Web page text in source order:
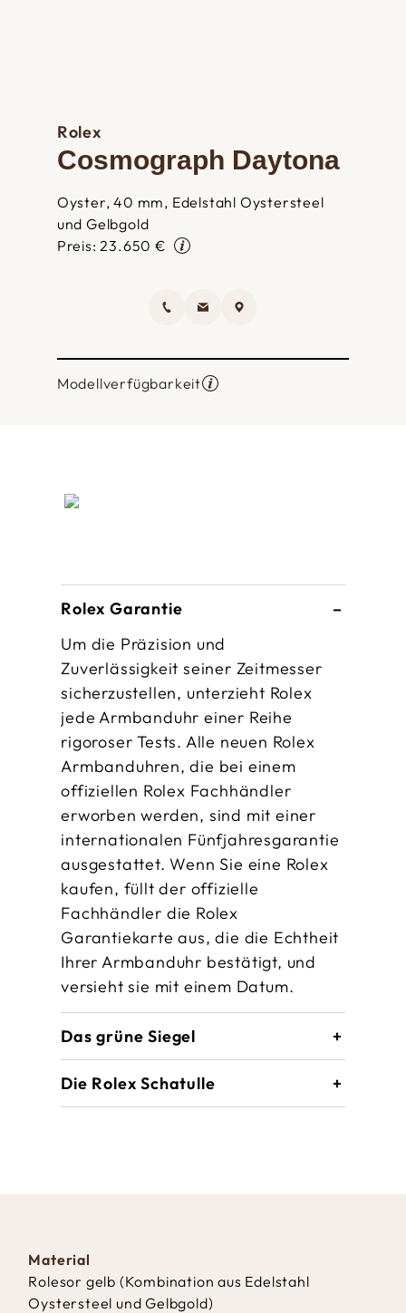
Rolex
Cosmograph Daytona
Oyster, 40 mm, Edelstahl Oystersteel
und Gelbgold
Preis: 23.650 €
Modellverfügbarkeit
Rolex Garantie
Um die Präzision und
Zuverlässigkeit seiner Zeitmesser
sicherzustellen, unterzieht Rolex
jede Armbanduhr einer Reihe
rigoroser Tests. Alle neuen Rolex
Armbanduhren, die bei einem
offiziellen Rolex Fachhändler
erworben werden, sind mit einer
internationalen Fünfjahres­garantie
ausgestattet. Wenn Sie eine Rolex
kaufen, füllt der offizielle
Fachhändler die Rolex
Garantiekarte aus, die die Echtheit
Ihrer Armbanduhr bestätigt, und
versieht sie mit einem Datum.
Das grüne Siegel
Die Rolex Schatulle
Material
Rolesor gelb (Kombination aus Edelstahl
Oystersteel und Gelbgold)